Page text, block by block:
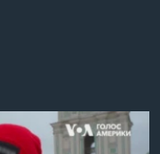
ПЕРШІ 100